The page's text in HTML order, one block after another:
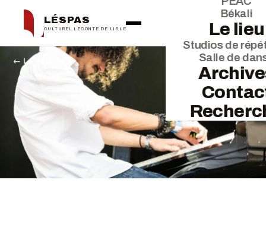
LÉSPAS
CULTUREL LECONTE DE LISLE
Békali
Le lieu
Studios de
Salle de
← La saison